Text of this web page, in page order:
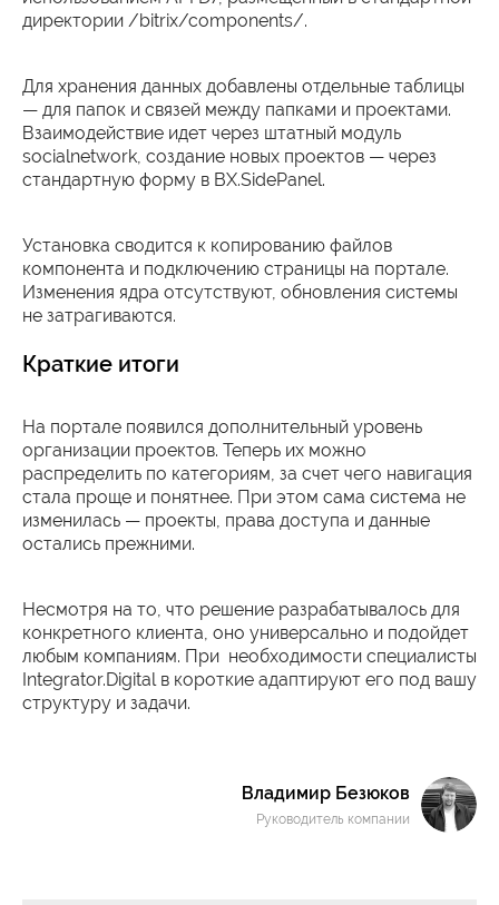
директории /bitrix/components/.
Для хранения данных добавлены отдельные таблицы
— для папок и связей между папками и проектами.
Взаимодействие идет через штатный модуль
socialnetwork, создание новых проектов — через
стандартную форму в BX.SidePanel.
Установка сводится к копированию файлов
компонента и подключению страницы на портале.
Изменения ядра отсутствуют, обновления системы
не затрагиваются.
Краткие итоги
На портале появился дополнительный уровень
организации проектов. Теперь их можно
распределить по категориям, за счет чего навигация
стала проще и понятнее. При этом сама система не
изменилась — проекты, права доступа и данные
остались прежними.
Несмотря на то, что решение разрабатывалось для
конкретного клиента, оно универсально и подойдет
любым компаниям. При необходимости специалисты
Integrator.Digital в короткие адаптируют его под вашу
структуру и задачи.
Владимир Безюков
Руководитель компании